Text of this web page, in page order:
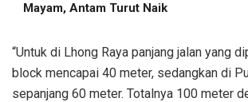
Mayam, Antam Turut Naik
“Untuk di Lhong Raya panjang jalan yang
block mencapai 40 meter, sedangkan di
sepanjang 60 meter. Totalnya 100 meter